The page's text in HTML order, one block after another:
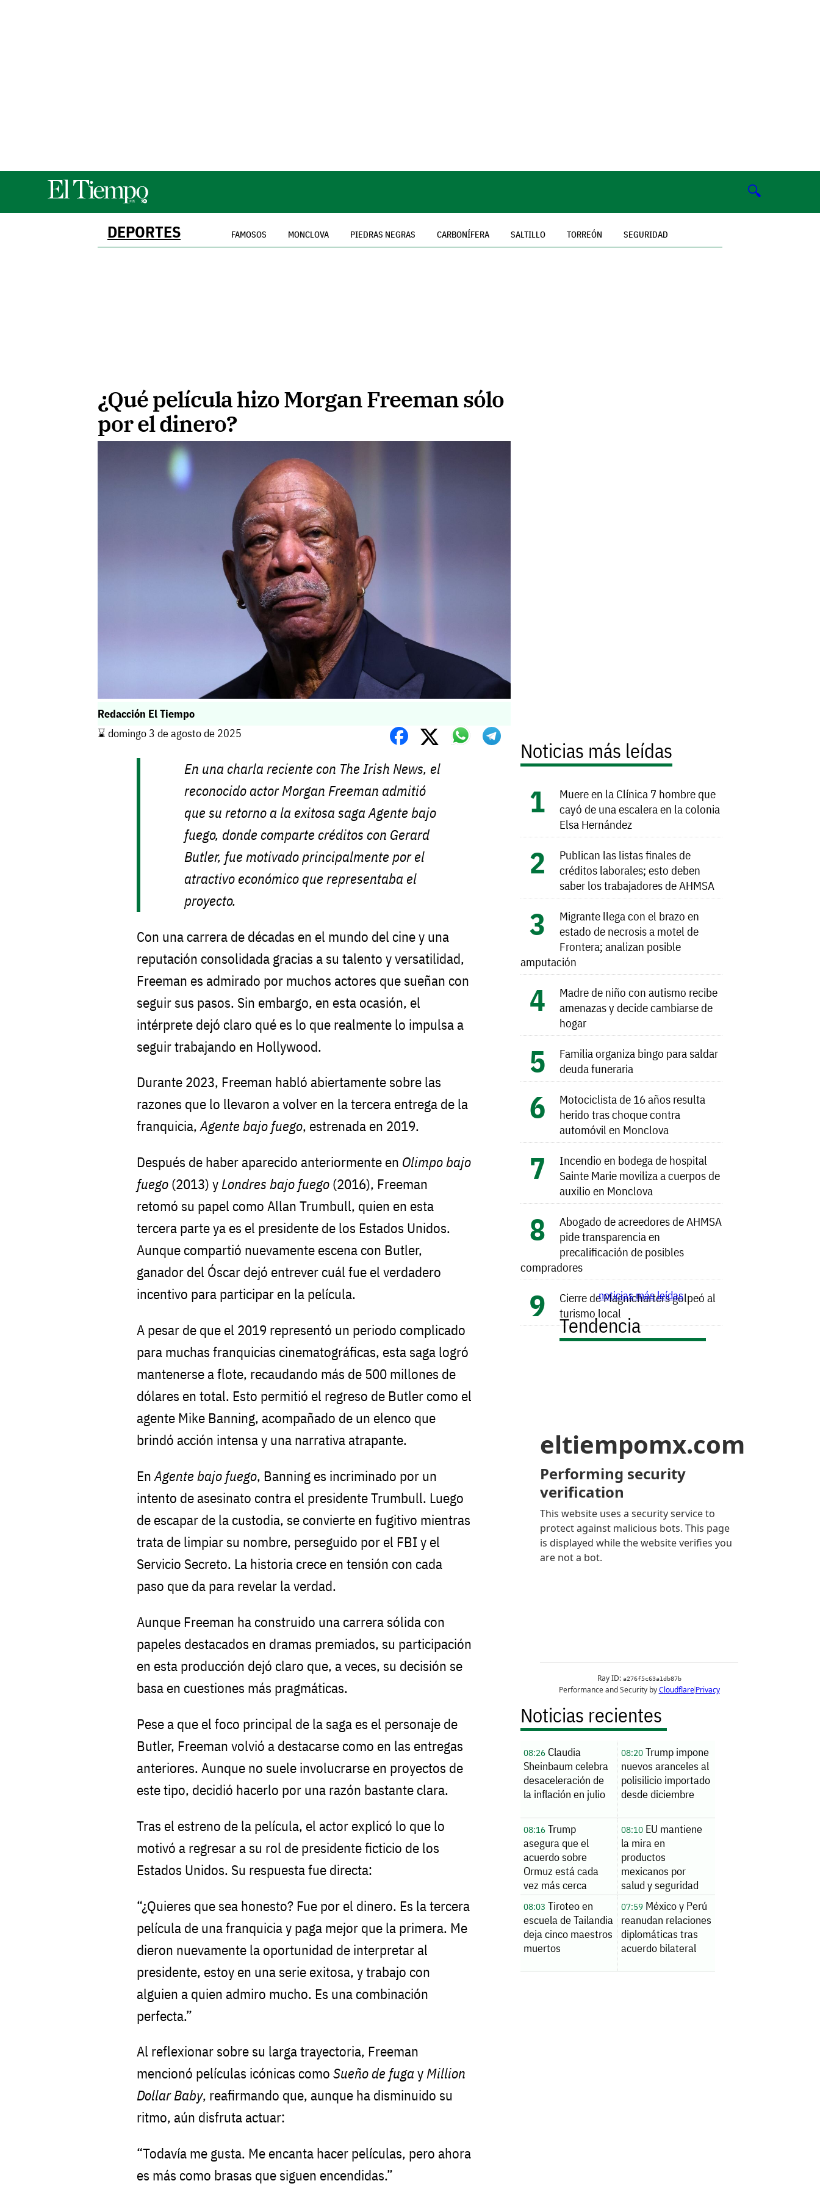
🔍
DEPORTES FAMOSOS MONCLOVA PIEDRAS NEGRAS CARBONÍFERA SALTILLO TORREÓN SEGURIDAD
¿Qué película hizo Morgan Freeman sólo
por el dinero?
Redacción El Tiempo
⌛️ domingo 3 de agosto de 2025
En una charla reciente con The Irish News, el
reconocido actor Morgan Freeman admitió
que su retorno a la exitosa sagaAgente bajo
fuego, donde comparte créditos con Gerard
Butler, fue motivado principalmente por el
atractivo económico que representaba el
proyecto.
Con una carrera de décadas en el mundo del cine y una
reputación consolidada gracias a su talento y versatilidad,
Freeman es admirado por muchos actores que sueñan con
seguir sus pasos. Sin embargo, en esta ocasión, el
intérprete dejó claro qué es lo que realmente lo impulsa a
seguir trabajando en Hollywood.
Durante 2023, Freeman habló abiertamente sobre las
razones que lo llevaron a volver en la tercera entrega de la
franquicia,Agente bajo fuego, estrenada en 2019.
Después de haber aparecido anteriormente en Olimpo bajo
fuego (2013) yLondres bajo fuego (2016), Freeman
retomó su papel como Allan Trumbull, quien en esta
tercera parte ya es el presidente de los Estados Unidos.
Aunque compartió nuevamente escena con Butler,
ganador del Óscar dejó entrever cuál fue el verdadero
incentivo para participar en la película.
A pesar de que el 2019 representó un periodo complicado
para muchas franquicias cinematográficas, esta saga logró
mantenerse a flote, recaudando más de 500 millones de
dólares en total. Esto permitió el regreso de Butler como el
agente Mike Banning, acompañado de un elenco que
brindó acción intensa y una narrativa atrapante.
EnAgente bajo fuego, Banning es incriminado por un
intento de asesinato contra el presidente Trumbull. Luego
de escapar de la custodia, se convierte en fugitivo mientras
trata de limpiar su nombre, perseguido por el FBI y el
Servicio Secreto. La historia crece en tensión con cada
paso que da para revelar la verdad.
Aunque Freeman ha construido una carrera sólida con
papeles destacados en dramas premiados, su participación
en esta producción dejó claro que, a veces, su decisión se
basa en cuestiones más pragmáticas.
Pese a que el foco principal de la saga es el personaje de
Butler, Freeman volvió a destacarse como en las entregas
anteriores. Aunque no suele involucrarse en proyectos de
este tipo, decidió hacerlo por una razón bastante clara.
Tras el estreno de la película, el actor explicó lo que lo
motivó a regresar a su rol de presidente ficticio de los
Estados Unidos. Su respuesta fue directa:
“¿Quieres que sea honesto? Fue por el dinero. Es la tercera
película de una franquicia y paga mejor que la primera. Me
dieron nuevamente la oportunidad de interpretar al
presidente, estoy en una serie exitosa, y trabajo con
alguien a quien admiro mucho. Es una combinación
perfecta.”
Al reflexionar sobre su larga trayectoria, Freeman
mencionó películas icónicas como Sueño de fuga yMillion
Dollar Baby, reafirmando que, aunque ha disminuido su
ritmo, aún disfruta actuar:
“Todavía me gusta. Me encanta hacer películas, pero ahora
es más como brasas que siguen encendidas.”
Noticias más leídas
Muere en la Clínica 7 hombre que
cayó de una escalera en la colonia
Elsa Hernández
Publican las listas finales de
créditos laborales; esto deben
saber los trabajadores de AHMSA
Migrante llega con el brazo en
estado de necrosis a motel de
Frontera; analizan posible
amputación
Madre de niño con autismo recibe
amenazas y decide cambiarse de
hogar
Familia organiza bingo para saldar
deuda funeraria
Motociclista de 16 años resulta
herido tras choque contra
automóvil en Monclova
Incendio en bodega de hospital
Sainte Marie moviliza a cuerpos de
auxilio en Monclova
Abogado de acreedores de AHMSA
pide transparencia en
precalificación de posibles
compradores
Cierre de Magnicharters golpeó al
turismo local
noticias más leídas
Tendencia
Noticias recientes
08:26 Claudia
Sheinbaum celebra
desaceleración de
la inflación en julio
08:20Trump impone
nuevos aranceles al
polisilicio importado
desde diciembre
08:16 Trump
asegura que el
acuerdo sobre
Ormuz está cada
vez más cerca
08:10EU mantiene
la mira en
productos
mexicanos por
salud y seguridad
08:03 Tiroteo en
escuela de Tailandia
deja cinco maestros
muertos
07:59México y Perú
reanudan relaciones
diplomáticas tras
acuerdo bilateral